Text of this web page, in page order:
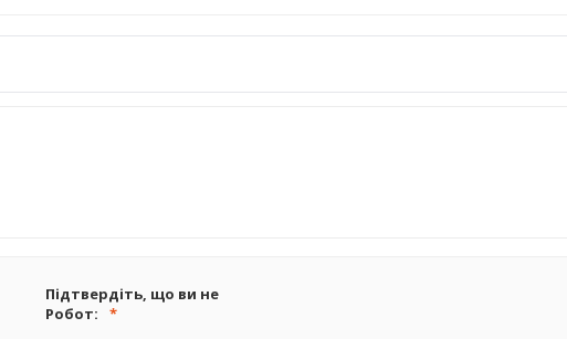
Підтвердіть, що ви не
Робот: